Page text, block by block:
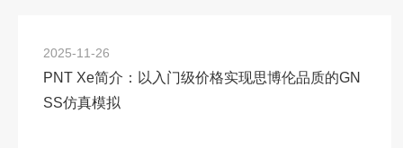
2025-11-26
PNT Xe简介：以入门级价格实现思博伦品质的GN
SS仿真模拟